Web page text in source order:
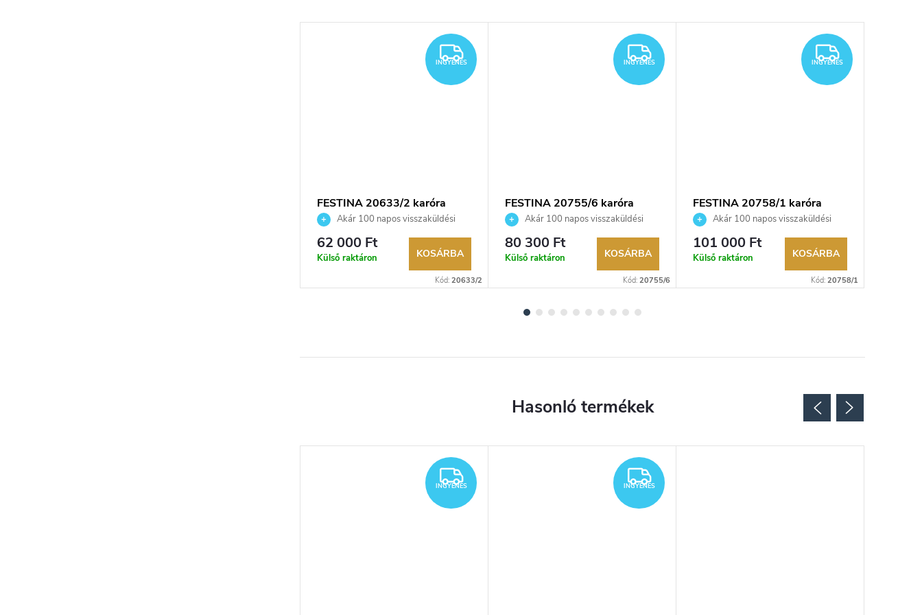
INGYENES
INGYENES
FESTINA 20633/2 karóra
Akár 100 napos visszaküldési
lehetőség. Hivatalos márkakereskedő.
62 000 Ft
Külső raktáron KOSÁRBA
Kód: 20633/2
INGYENES
INGYENES
FESTINA 20755/6 karóra
Akár 100 napos visszaküldési
lehetőség. Hivatalos márkakereskedő.
80 300 Ft
Külső raktáron KOSÁRBA
Kód: 20755/6
INGYENES
INGYENES
FESTINA 20758/1 karóra
Akár 100 napos visszaküldési
lehetőség. Hivatalos márkakereskedő.
101 000 Ft
Külső raktáron KOSÁRBA
Kód: 20758/1
INGYENES
INGYENES INGYENES
INGYENES